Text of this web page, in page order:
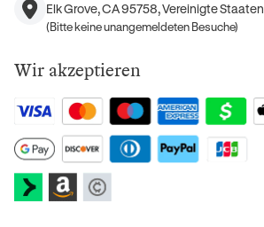
Elk Grove, CA 95758, Vereinigte Staaten
(Bitte keine unangemeldeten Besuche)
Wir akzeptieren